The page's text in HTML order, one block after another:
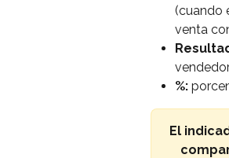
(cuando
venta
%:
El